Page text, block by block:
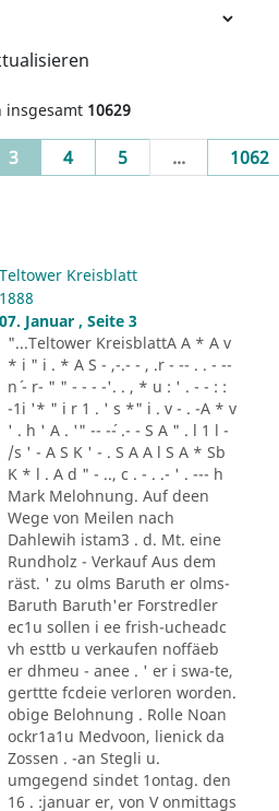
insgesamt 10629
3(current)
4 5 ... 1062
Teltower Kreisblatt
1888
07. Januar , Seite 3
"...Teltower KreisblattA A * A v
* i " i . * A S - ,-.- - , .r - -- . . - --
n´ - r- " " - - - -'. . , * u : ' . - - : :
-1i '* " i r 1 . ' s *" i . v - . -A * v
' . h ' A . '" -- -´- .- - S A " . l 1 l -
/s ' - A S K ' - . S A A l S A * Sb
K * l . A d " - .., c . - . .- ' . --- h
Mark Melohnung. Auf deen
Wege von Meilen nach
Dahlewih istam3 . d. Mt. eine
Rundholz - Verkauf Aus dem
räst. ' zu olms Baruth er olms-
Baruth Baruth'er Forstredler
ec1u sollen i ee frish-ucheadc
vh esttb u verkaufen noffäeb
er dhmeu - anee . ' er i swa-te,
gerttte fcdeie verloren worden.
obige Belohnung . Rolle Noan
ockr1a1u Medvoon, lienick da
Zossen . -an Stegli u.
umgegend sindet 1ontag. den
16 . :januar er, von V onmittags